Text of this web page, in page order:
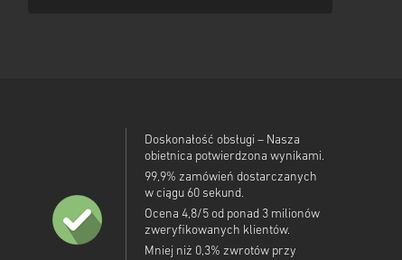
Doskonałość obsługi – Nasza
obietnica potwierdzona wynikami.
99,9% zamówień dostarczanych
w ciągu 60 sekund.
Ocena 4,8/5 od ponad 3 milionów
zweryfikowanych klientów.
Mniej niż 0,3% zwrotów przy